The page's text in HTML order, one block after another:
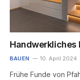
Handwerkliches
BAUEN 10. April 2024
Frühe Funde von